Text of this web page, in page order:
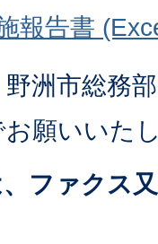
報告書
洲市総務
願いいた
ファクス